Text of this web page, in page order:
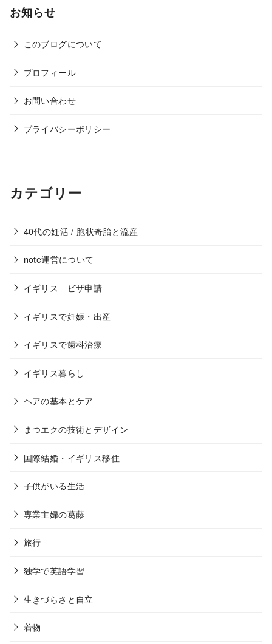
お知らせ
このブログについて
プロフィール
お問い合わせ
プライバシーポリシー
カテゴリー
40代の妊活 / 胞状奇胎と流産
note運営について
イギリス ビザ申請
イギリスで妊娠・出産
イギリスで歯科治療
イギリス暮らし
ヘアの基本とケア
まつエクの技術とデザイン
国際結婚・イギリス移住
子供がいる生活
専業主婦の葛藤
旅行
独学で英語学習
生きづらさと自立
着物